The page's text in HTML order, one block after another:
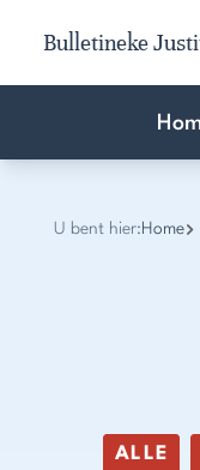
Bulletineke
U bent hier: Home
ALLE